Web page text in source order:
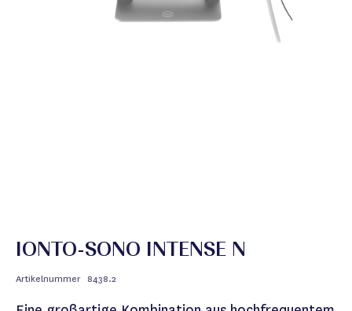
IONTO-SONO INTENSE N
Artikelnummer 8438.2